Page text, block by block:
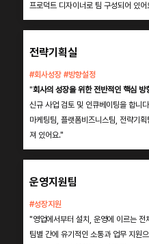
프로덕트 디자이너로 팀 구성되어 있어
전략기획실
#회사성장 #방향설정
"회사의 성장을 위한 전반적인 핵심 방
신규 사업 검토 및 인큐베이팅을 합니
마케팅팀, 플랫폼비즈니스팀, 전략기획
져 있어요."
운영지원팀
#성장지원
"영업에서부터 설치, 운영에 이르는 전
팀별 간에 유기적인 소통과 업무 지원